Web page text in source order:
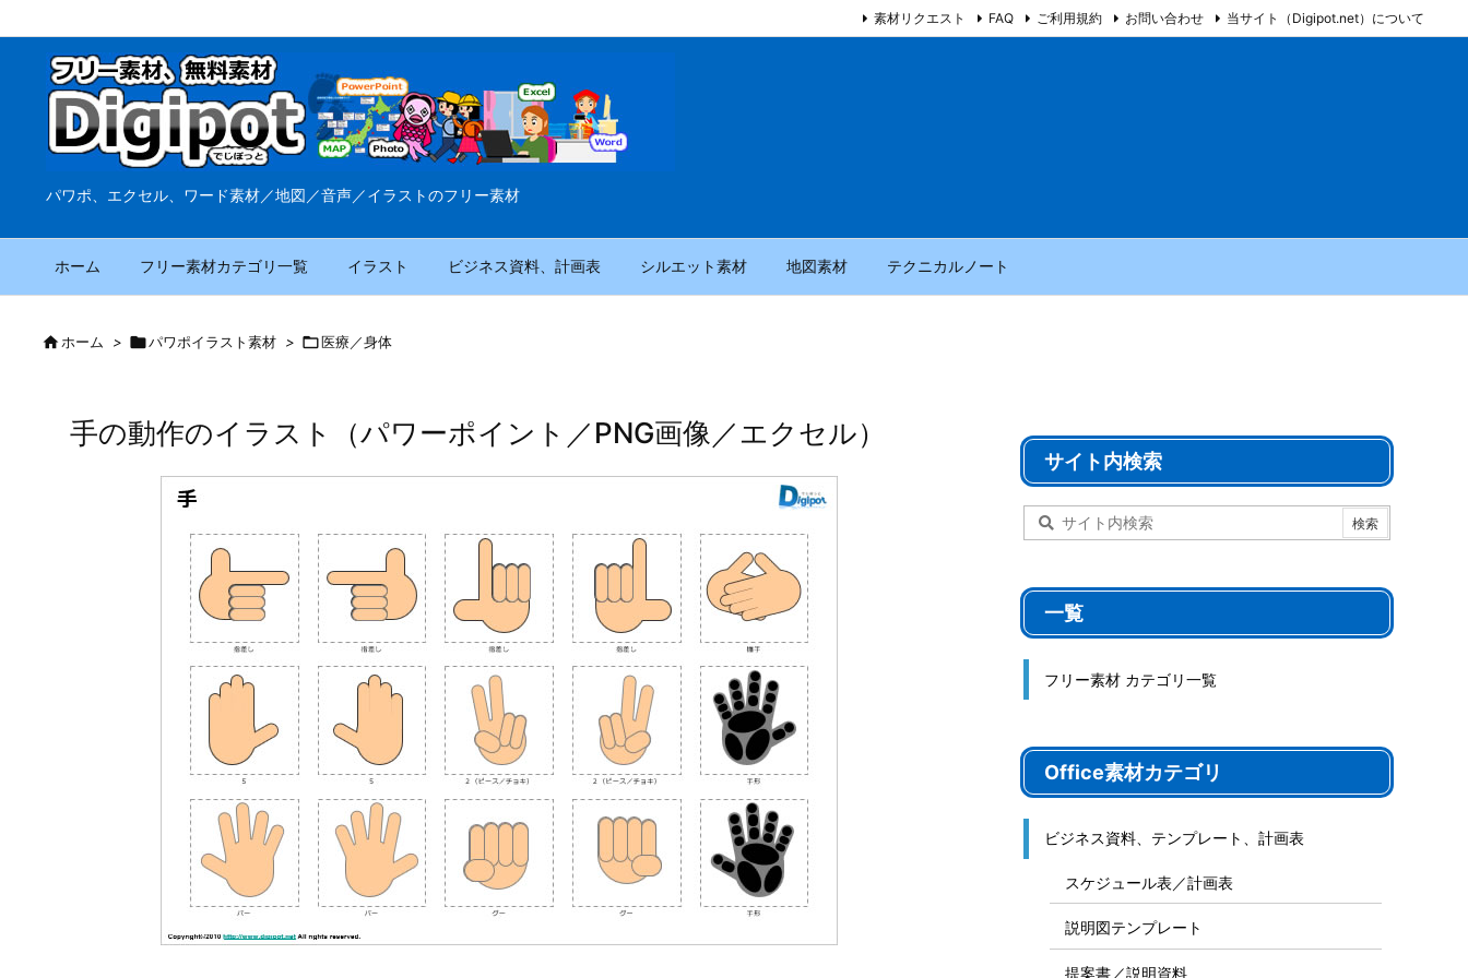
パワポ、エクセル、ワード素材／地図／音声／イラストのフリー素材
ホーム フリー素材カテゴリ一覧 イラスト ビジネス資料、計画表 シルエット素材 地図素材 テクニカルノート
素材リクエスト FAQ ご利用規約 お問い合わせ 当サイト（Digipot.net）について
ホーム > パワポイラスト素材 > 医療／身体
手の動作のイラスト（パワーポイント／PNG画像／エクセル）
サイト内検索
一覧
フリー素材 カテゴリ一覧
Office素材カテゴリ
ビジネス資料、テンプレート、計画表
スケジュール表／計画表
説明図テンプレート
提案書／説明資料